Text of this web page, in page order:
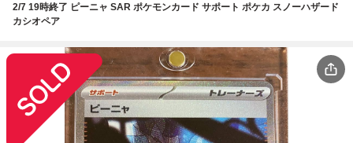
2/7 19時終了 ピーニャ SAR ポケモンカード サポート ポケカ スノーハザード
カシオペア